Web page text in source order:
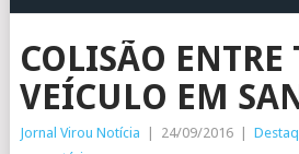
COLISÃO ENTRE
VEÍCULO EM
Jornal Virou Notícia 24/09/2016